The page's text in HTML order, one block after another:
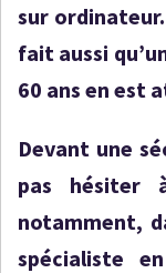
sur
fait aussi
60 ans en est
Devant une
pas hésiter
notamment,
spécialiste